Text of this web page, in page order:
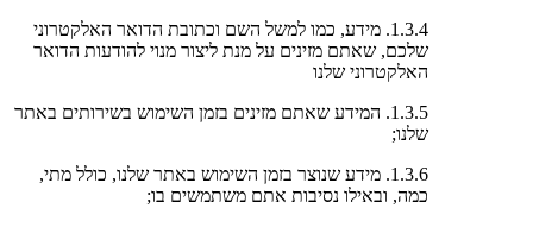
1.3.4. מידע, כמו למשל השם וכתובת הדואר האלקטרוני
שלכם, שאתם מזינים על מנת ליצור מנוי להודעות הדואר
האלקטרוני שלנו
1.3.5. המידע שאתם מזינים בזמן השימוש בשירותים באתר
שלנו;
1.3.6. מידע שנוצר בזמן השימוש באתר שלנו, כולל מתי,
כמה, ובאילו נסיבות אתם משתמשים בו;